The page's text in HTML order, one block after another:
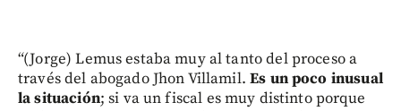
“(Jorge) Lemus estaba muy al tanto del proceso a
través del abogado Jhon Villamil.Es un poco inusual
la situación; si va un fiscal es muy distinto porque